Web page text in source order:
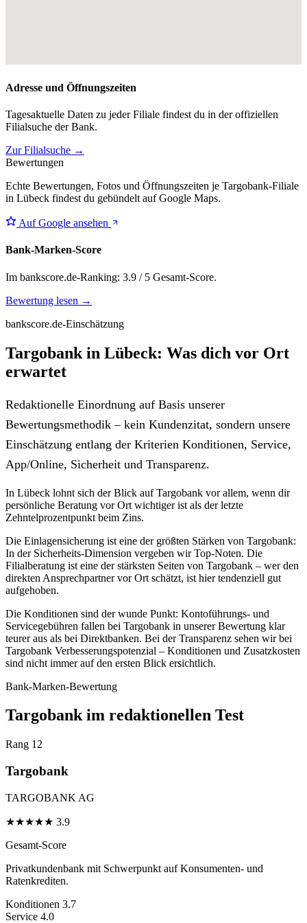
Adresse und Öffnungszeiten
Tagesaktuelle Daten zu jeder Filiale findest du in der offiziellen
Filialsuche der Bank.
Zur Filialsuche →
Bewertungen
Echte Bewertungen, Fotos und Öffnungszeiten je Targobank-Filiale
in Lübeck findest du gebündelt auf Google Maps.
Auf Google ansehen
Bank-Marken-Score
Im bankscore.de-Ranking: 3.9 / 5 Gesamt-Score.
Bewertung lesen →
bankscore.de-Einschätzung
Targobank in Lübeck: Was dich vor Ort
erwartet
Redaktionelle Einordnung auf Basis unserer
Bewertungsmethodik – kein Kundenzitat, sondern unsere
Einschätzung entlang der Kriterien Konditionen, Service,
App/Online, Sicherheit und Transparenz.
In Lübeck lohnt sich der Blick auf Targobank vor allem, wenn dir
persönliche Beratung vor Ort wichtiger ist als der letzte
Zehntelprozentpunkt beim Zins.
Die Einlagensicherung ist eine der größten Stärken von Targobank:
In der Sicherheits-Dimension vergeben wir Top-Noten. Die
Filialberatung ist eine der stärksten Seiten von Targobank – wer den
direkten Ansprechpartner vor Ort schätzt, ist hier tendenziell gut
aufgehoben.
Die Konditionen sind der wunde Punkt: Kontoführungs- und
Servicegebühren fallen bei Targobank in unserer Bewertung klar
teurer aus als bei Direktbanken. Bei der Transparenz sehen wir bei
Targobank Verbesserungspotenzial – Konditionen und Zusatzkosten
sind nicht immer auf den ersten Blick ersichtlich.
Bank-Marken-Bewertung
Targobank im redaktionellen Test
Rang 12
Targobank
TARGOBANK AG
★★★★★ 3.9
Gesamt-Score
Privatkundenbank mit Schwerpunkt auf Konsumenten- und
Ratenkrediten.
Konditionen 3.7
Service 4.0